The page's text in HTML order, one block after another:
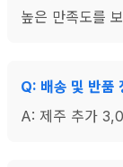
높은 만족도를
Q: 배송 및 반품
A: 제주 추가